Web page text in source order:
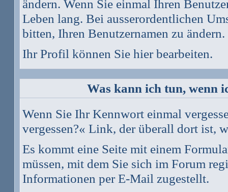
ändern. Wenn Sie einmal Ihren
Leben lang. Bei ausserordentlichen
bitten, Ihren Benutzernamen zu
Ihr Profil können Sie hier bearbeiten.
Was kann ich tun, wenn
Wenn Sie Ihr Kennwort einmal
vergessen?« Link, der überall dort ist,
Es kommt eine Seite mit einem
müssen, mit dem Sie sich im Forum
Informationen per E-Mail zugestellt.